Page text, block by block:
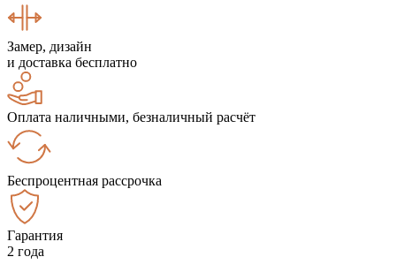
Замер, дизайн
и доставка бесплатно
Оплата наличными, безналичный расчёт
Беспроцентная рассрочка
Гарантия
2 года